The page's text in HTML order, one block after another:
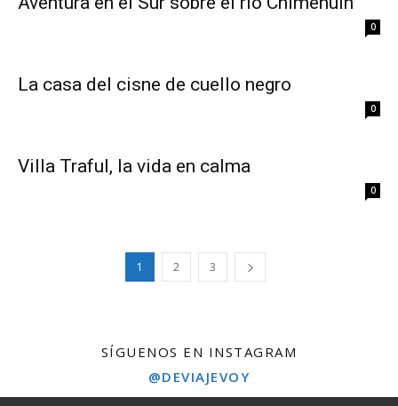
0
La casa del cisne de cuello negro
0
Villa Traful, la vida en calma
0
1 2 3
SÍGUENOS EN INSTAGRAM
@DEVIAJEVOY